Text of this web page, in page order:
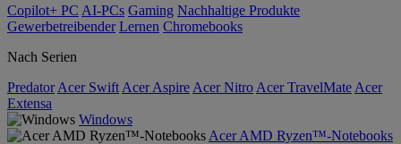
Copilot+ PC AI-PCs Gaming Nachhaltige Produkte
Gewerbetreibender Lernen Chromebooks
Nach Serien
Predator Acer Swift Acer Aspire Acer Nitro Acer TravelMate Acer
Extensa
Windows
Acer AMD Ryzen™-Notebooks